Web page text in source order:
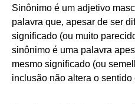
Sinônimo é um adjetivo
palavra que, apesar de ser
significado (ou muito
sinônimo é uma palavra
mesmo significado (ou
inclusão não altera o sentido